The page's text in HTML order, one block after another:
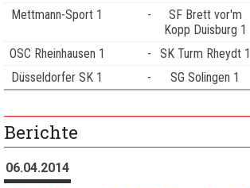
Mettmann-Sport 1
-
SF Brett vor'm
Kopp Duisburg 1
OSC Rheinhausen 1 - SK Turm Rheydt 1
Düsseldorfer SK 1
- SG Solingen 1
Berichte
06.04.2014